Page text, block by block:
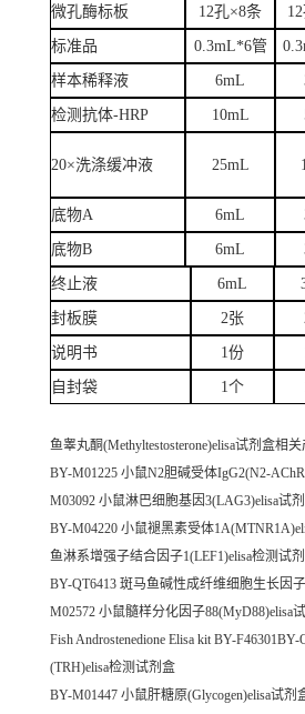
微孔酶标板 12孔×8条
标准品 0.3mL*6管
样本稀释液 6mL
检测抗体-HRP 10mL
20×洗涤缓冲液 25mL
底物A 6mL
底物B 6mL
终止液 6mL
封板膜 2张
说明书 1份
自封袋 1个
鱼睾丸酮(Methyltestosterone)elisa试剂盒相关
BY-M01225 小鼠N2胆碱受体IgG2(N2-
M03092 小鼠淋巴细胞基因3(LAG3)elisa试
BY-M04220 小鼠褪黑素受体
鱼淋系增强子结合因子1(LEF1)elisa检测试
BY-QT6413 斑马鱼碱性成纤维细胞生长因
M02572 小鼠髓样分化因子88(MyD88)elisa
Fish Androstenedione Elisa kit BY-
(TRH)elisa检测试剂盒
BY-M01447 小鼠肝糖原(Glycogen)elisa试